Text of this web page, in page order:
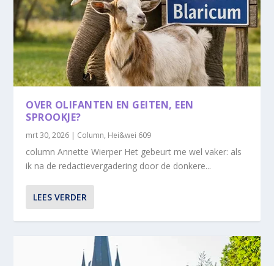
OVER OLIFANTEN EN GEITEN, EEN
SPROOKJE?
mrt 30, 2026 | Column, Hei&wei 609
column Annette Wierper Het gebeurt me wel vaker: als
ik na de redactievergadering door de donkere...
LEES VERDER